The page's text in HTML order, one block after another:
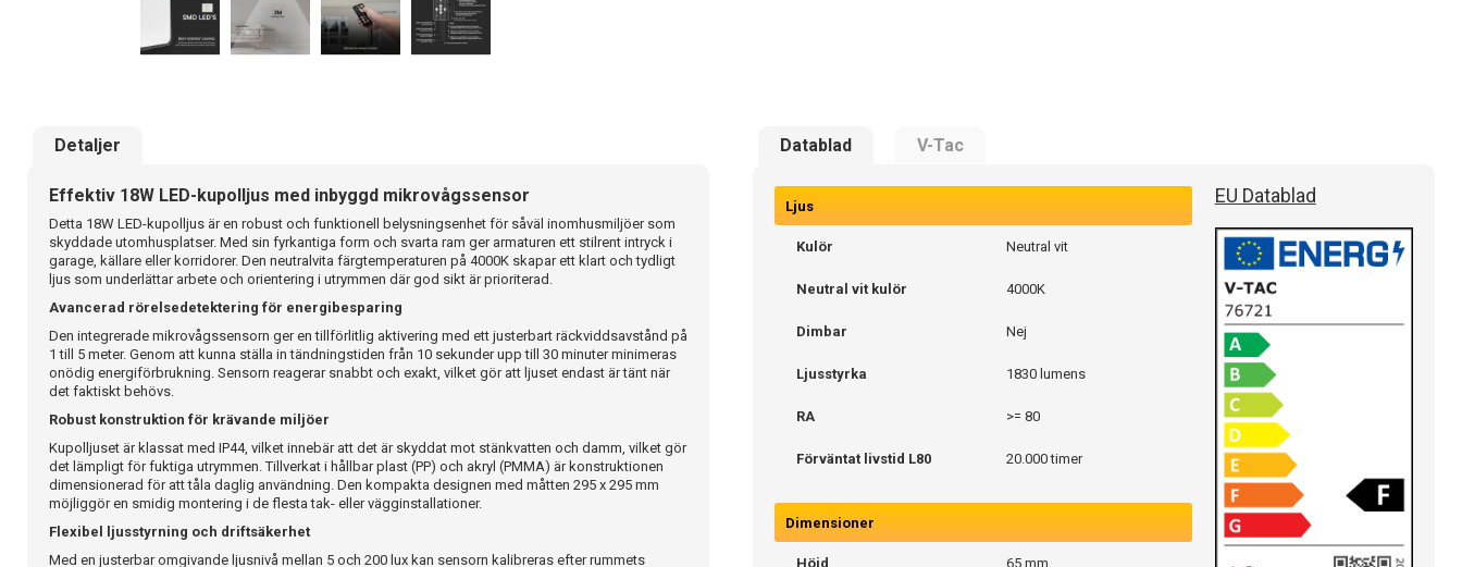
Detaljer Datablad V-Tac
Effektiv 18W LED-kupolljus med inbyggd mikrovågssensor
Detta 18W LED-kupolljus är en robust och funktionell belysningsenhet för såväl inomhusmiljöer som
skyddade utomhusplatser. Med sin fyrkantiga form och svarta ram ger armaturen ett stilrent intryck i
garage, källare eller korridorer. Den neutralvita färgtemperaturen på 4000K skapar ett klart och tydligt
ljus som underlättar arbete och orientering i utrymmen där god sikt är prioriterad.
Avancerad rörelsedetektering för energibesparing
Den integrerade mikrovågssensorn ger en tillförlitlig aktivering med ett justerbart räckviddsavstånd på
1 till 5 meter. Genom att kunna ställa in tändningstiden från 10 sekunder upp till 30 minuter minimeras
onödig energiförbrukning. Sensorn reagerar snabbt och exakt, vilket gör att ljuset endast är tänt när
det faktiskt behövs.
Robust konstruktion för krävande miljöer
Kupolljuset är klassat med IP44, vilket innebär att det är skyddat mot stänkvatten och damm, vilket gör
det lämpligt för fuktiga utrymmen. Tillverkat i hållbar plast (PP) och akryl (PMMA) är konstruktionen
dimensionerad för att tåla daglig användning. Den kompakta designen med måtten 295 x 295 mm
möjliggör en smidig montering i de flesta tak- eller vägginstallationer.
Flexibel ljusstyrning och driftsäkerhet
Med en justerbar omgivande ljusnivå mellan 5 och 200 lux kan sensorn kalibreras efter rummets
Ljus
Kulör Neutral vit
Neutral vit kulör 4000K
Dimbar Nej
Ljusstyrka 1830 lumens
RA >= 80
Förväntat livstid L80 20.000 timer
Dimensioner
Höjd 65 mm.
EU Datablad